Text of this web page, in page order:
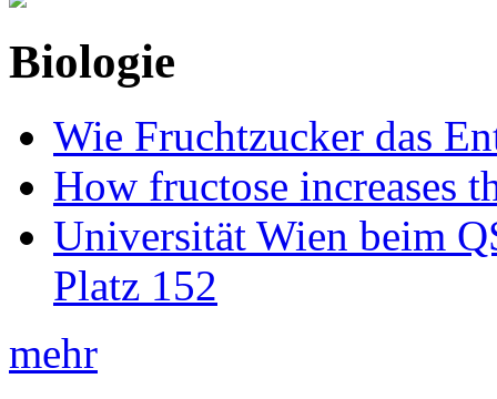
Biologie
Wie Fruchtzucker das
How fructose increases
Universität Wien beim
Platz 152
mehr